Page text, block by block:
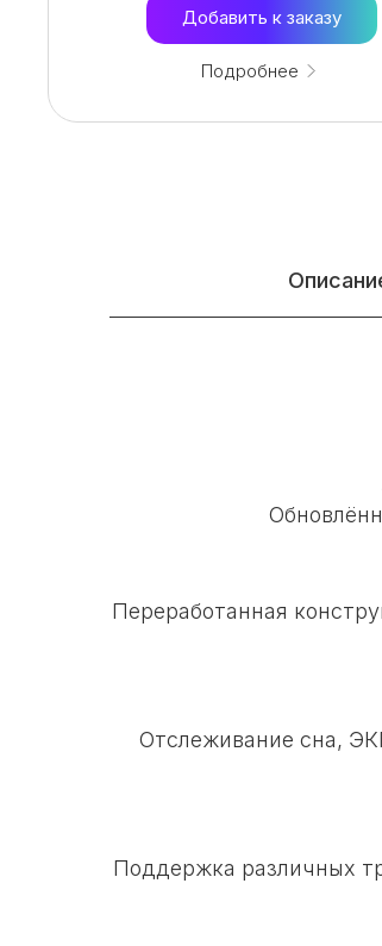
Добавить к заказу
Подробнее
Переработанная
Отслеживание сна,
Поддержка различных